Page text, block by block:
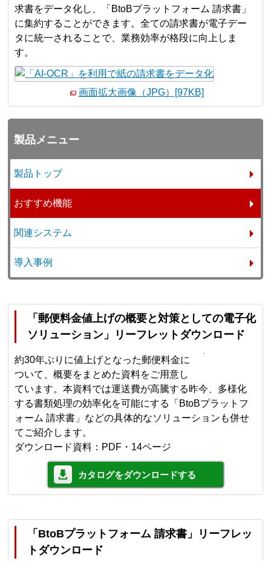
求書をデータ化し、「BtoBプラットフォーム 請求書」
に集約することができます。全ての請求書が電子デー
タに統一されることで、業務効率が格段に向上しま
す。
画面拡大画像（JPG）[97KB]
製品メニュー
製品トップ
おすすめ機能
関連システム
導入事例
「郵便料金値上げの概要と対策としての電子化
ソリューション」リーフレットダウンロード
約30年ぶりに値上げとなった郵便料金に
ついて、概要をまとめた資料をご用意し
ています。本資料では運送費が高騰する昨今、多様化
する書類処理の効率化を可能にする「BtoBプラットフ
ォーム 請求書」などの具体的なソリューションも併せ
てご紹介します。
ダウンロード資料：PDF・14ページ
カタログをダウンロードする
「BtoBプラットフォーム 請求書」リーフレッ
トダウンロード